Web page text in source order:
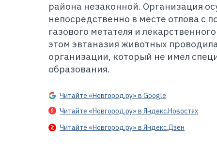
района незаконной. Организация
непосредственно в месте отлова с
газового метателя и
этом эвтаназия животных
организации, который не имел
образования.
Читайте «Новгород.ру» в Google
Читайте «Новгород.ру» в Яндекс.Новостях
Читайте «Новгород.ру» в Яндекс.Дзен